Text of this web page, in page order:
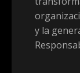
y la